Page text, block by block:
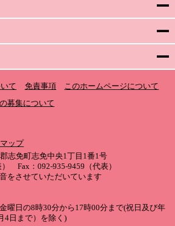
て 免責事項
このホームページについて
募集について
ップ
志免町志免中央1丁目1番1号
Fax：092-935-9459（代表）
をさせていただいています
曜日の8時30分から17時00分まで(祝日及び年
4日まで）を除く)